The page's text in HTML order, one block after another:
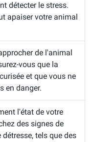
détecter le stress.
apaiser votre animal
de l'animal
vous que la
et que vous ne
en danger.
l'état de votre
des signes de
détresse, tels que des